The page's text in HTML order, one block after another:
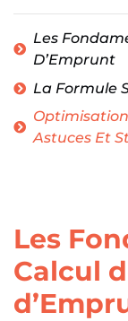
Les
D’Emprunt
La Formule
Astuces Et
Les
Calcul